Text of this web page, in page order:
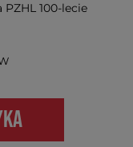
100-lecie